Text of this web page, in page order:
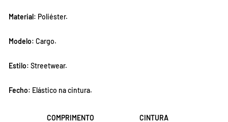
Material: Poliéster.
Modelo: Cargo.
Estilo: Streetwear.
Fecho: Elástico na cintura.
COMPRIMENTO CINTURA